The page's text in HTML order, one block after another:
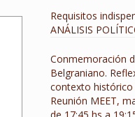
Requisitos
ANÁLISIS
Conmemoración
Belgraniano.
contexto histórico
Reunión MEET,